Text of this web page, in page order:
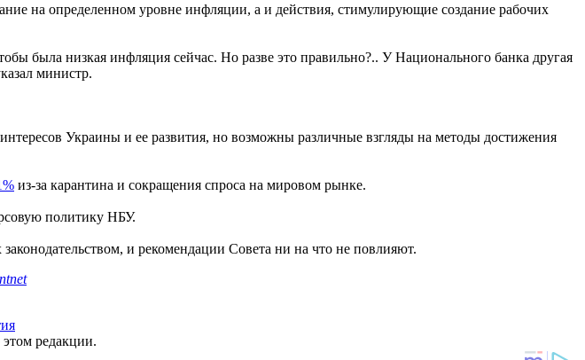
на определенном уровне инфляции, а и действия, стимулирующие создание рабочих
была низкая инфляция сейчас. Но разве это правильно?.. У Национального банка другая
министр.
Украины и ее развития, но возможны различные взгляды на методы достижения
из-за карантина и сокращения спроса на мировом рынке.
политику НБУ.
и рекомендации Совета ни на что не повлияют.
редакции.